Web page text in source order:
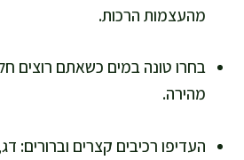
מהעצמות הרכות.
בחרו טונה במים כשאתם רוצים
מהירה.
העדיפו רכיבים קצרים וברורים: